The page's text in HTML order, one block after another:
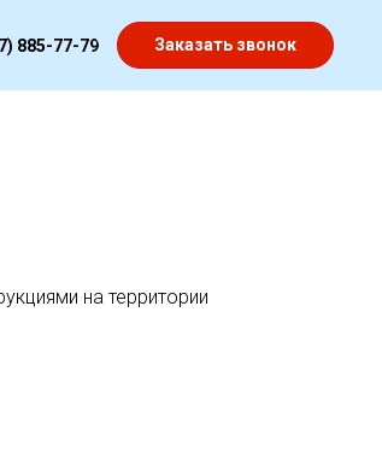
885-77-79 Заказать звонок
на территории